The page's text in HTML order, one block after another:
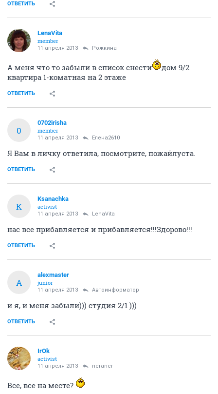
ОТВЕТИТЬ
LenaVita
member
11 апреля 2013 Рожкина
А меня что то забыли в список снести
дом 9/2
квартира 1-коматная на 2 этаже
ОТВЕТИТЬ
0
0702irisha
member
11 апреля 2013 Елена2610
Я Вам в личку ответила, посмотрите, пожайлуста.
ОТВЕТИТЬ
K
Ksanachka
activist
11 апреля 2013 LenaVita
нас все прибавляется и прибавляется!!!Здорово!!!
ОТВЕТИТЬ
A
alexmaster
junior
11 апреля 2013 Автоинформатор
и я, и меня забыли))) студия 2/1 )))
ОТВЕТИТЬ
IrOk
activist
11 апреля 2013 neraner
Все, все на месте?